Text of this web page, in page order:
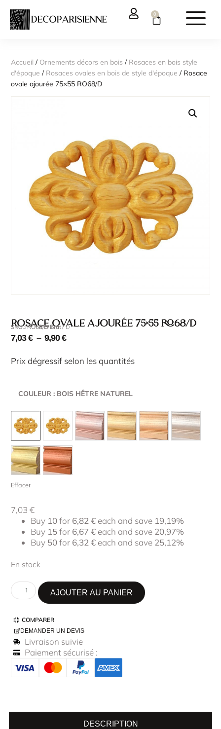
0
Accueil / Ornements décors en bois / Rosaces en bois style
d'époque / Rosaces ovales en bois de style d'époque / Rosace
ovale ajourée 75×55 RO68/D
Rosace ovale ajourée 75×55 RO68/D
SKU : RO68/D
SKU : RO68/D Brut
7,03€ – 9,90€
Prix dégressif selon les quantités
COULEUR : BOIS HÊTRE NATUREL
Effacer
7,03€
Buy 10for 6,82€ each and save 19,19%
Buy 15for 6,67€ each and save 20,97%
Buy 50for 6,32€ each and save 25,12%
En stock
AJOUTER AU PANIER
COMPARER
DEMANDER UN DEVIS
Livraison suivie
Paiement sécurisé :
DESCRIPTION